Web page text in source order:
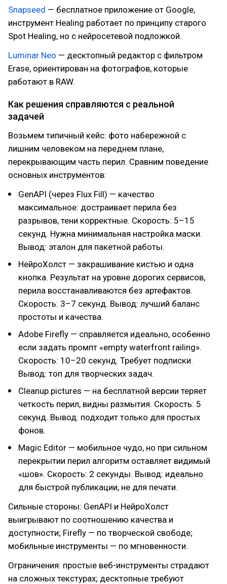
Snapseed — бесплатное приложение от Google,
инструмент Healing работает по принципу старого
Spot Healing, но с нейросетевой подложкой.
Luminar Neo — десктопный редактор с фильтром
Erase, ориентирован на фотографов, которые
работают в RAW.
Как решения справляются с реальной
задачей
Возьмем типичный кейс: фото набережной с
лишним человеком на переднем плане,
перекрывающим часть перил. Сравним поведение
основных инструментов:
GenAPI (через Flux Fill) — качество
максимальное: достраивает перила без
разрывов, тени корректные. Скорость: 5–15
секунд. Нужна минимальная настройка маски.
Вывод: эталон для пакетной работы.
НейроХолст — закрашивание кистью и одна
кнопка. Результат на уровне дорогих сервисов,
перила восстанавливаются без артефактов.
Скорость: 3–7 секунд. Вывод: лучший баланс
простоты и качества.
Adobe Firefly — справляется идеально, особенно
если задать промпт «empty waterfront railing».
Скорость: 10–20 секунд. Требует подписки.
Вывод: топ для творческих задач.
Cleanup.pictures — на бесплатной версии теряет
четкость перил, видны размытия. Скорость: 5
секунд. Вывод: подходит только для простых
фонов.
Magic Editor — мобильное чудо, но при сильном
перекрытии перил алгоритм оставляет видимый
«шов». Скорость: 2 секунды. Вывод: идеально
для быстрой публикации, не для печати.
Сильные стороны: GenAPI и НейроХолст
выигрывают по соотношению качества и
доступности; Firefly — по творческой свободе;
мобильные инструменты — по мгновенности.
Ограничения: простые веб-инструменты страдают
на сложных текстурах; десктопные требуют